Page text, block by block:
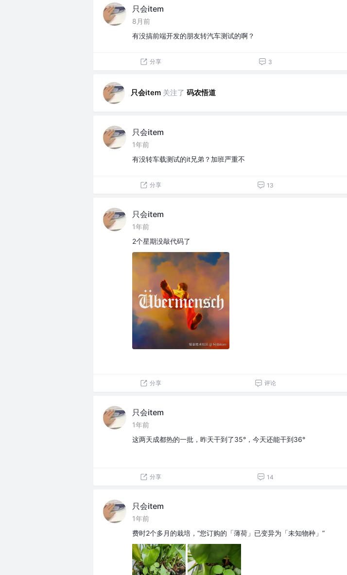
只会item
8月前
有没搞前端开发的朋友转汽车测试的啊？
分享 3
只会item 关注了 码农悟道
只会item
1年前
有没转车载测试的it兄弟？加班严重不
分享 13
只会item
1年前
2个星期没敲代码了
分享 评论
只会item
1年前
这两天成都热的一批，昨天干到了35°，今天还能干到36°
分享 14
只会item
1年前
费时2个多月的栽培，“您订购的「薄荷」已变异为「未知物种」”